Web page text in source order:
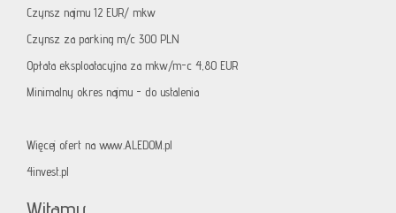
Czynsz najmu 12 EUR/ mkw
Czynsz za parking m/c 300 PLN
Opłata eksploatacyjna za mkw/m-c 4,80 EUR
Minimalny okres najmu - do ustalenia
Więcej ofert na www.ALEDOM.pl
4invest.pl